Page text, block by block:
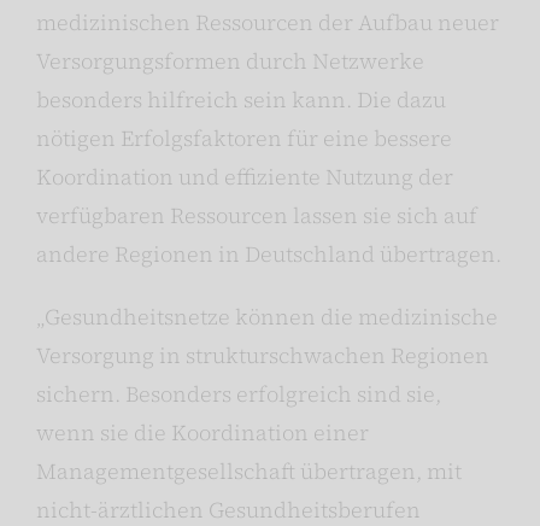
medizinischen Ressourcen der Aufbau neuer
Versorgungsformen durch Netzwerke
besonders hilfreich sein kann. Die dazu
nötigen Erfolgsfaktoren für eine bessere
Koordination und effiziente Nutzung der
verfügbaren Ressourcen lassen sie sich auf
andere Regionen in Deutschland übertragen.
„Gesundheitsnetze können die medizinische
Versorgung in strukturschwachen Regionen
sichern. Besonders erfolgreich sind sie,
wenn sie die Koordination einer
Managementgesellschaft übertragen, mit
nicht-ärztlichen Gesundheitsberufen